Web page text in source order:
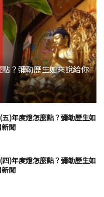
？彌勒歷生如來說給你
)年度燈怎麼點？彌勒歷生如
聞
)年度燈怎麼點？彌勒歷生如
聞